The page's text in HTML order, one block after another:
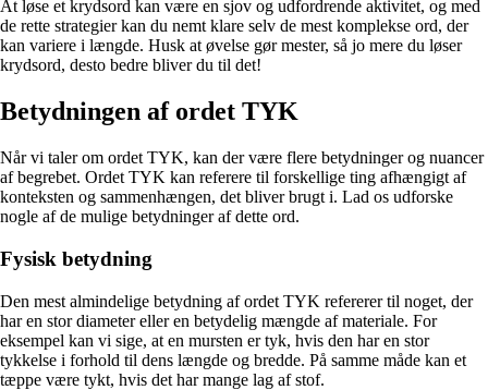
At løse et krydsord kan være en sjov og udfordrende aktivitet, og med
de rette strategier kan du nemt klare selv de mest komplekse ord, der
kan variere i længde. Husk at øvelse gør mester, så jo mere du løser
krydsord, desto bedre bliver du til det!
Betydningen af ordet TYK
Når vi taler om ordet TYK, kan der være flere betydninger og nuancer
af begrebet. Ordet TYK kan referere til forskellige ting afhængigt af
konteksten og sammenhængen, det bliver brugt i. Lad os udforske
nogle af de mulige betydninger af dette ord.
Fysisk betydning
Den mest almindelige betydning af ordet TYK refererer til noget, der
har en stor diameter eller en betydelig mængde af materiale. For
eksempel kan vi sige, at en mursten er tyk, hvis den har en stor
tykkelse i forhold til dens længde og bredde. På samme måde kan et
tæppe være tykt, hvis det har mange lag af stof.